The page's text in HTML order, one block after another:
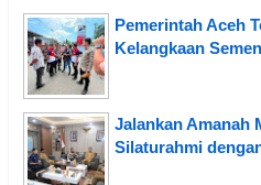
Pemerintah Aceh
Kelangkaan
Jalankan Amanah
Silaturahmi